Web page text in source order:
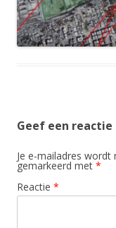
Geef een reactie
Je e-mailadres wordt
gemarkeerd met *
Reactie *